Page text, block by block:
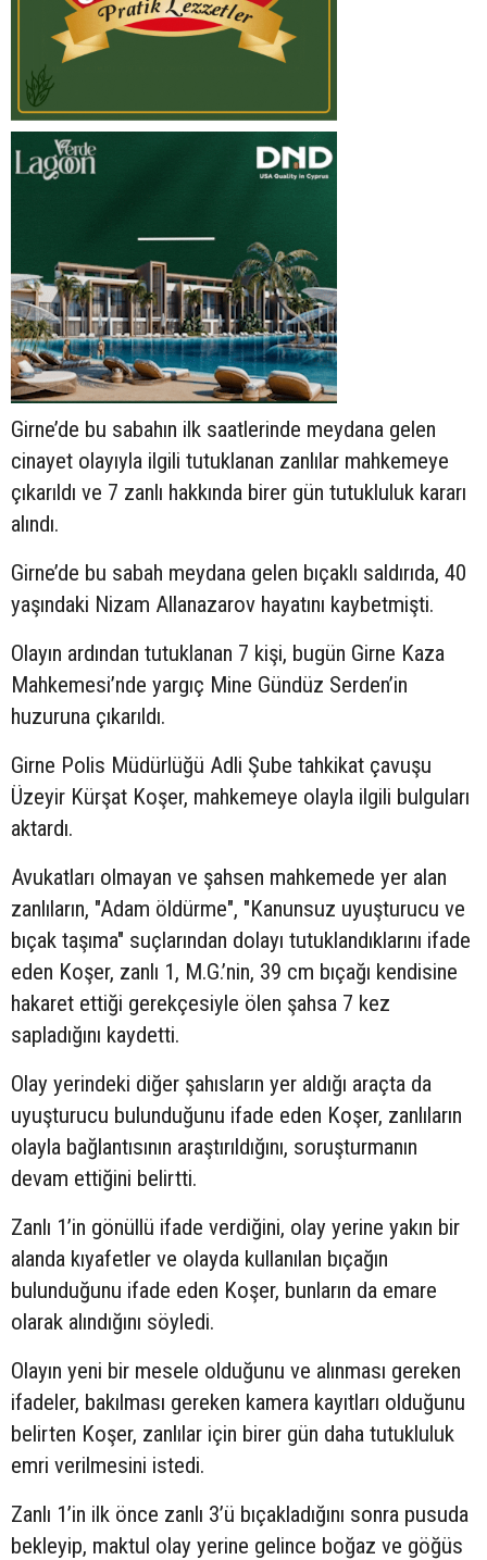
Girne’de bu sabahın ilk saatlerinde meydana gelen
cinayet olayıyla ilgili tutuklanan zanlılar mahkemeye
çıkarıldı ve 7 zanlı hakkında birer gün tutukluluk kararı
alındı.
Girne’de bu sabah meydana gelen bıçaklı saldırıda, 40
yaşındaki Nizam Allanazarov hayatını kaybetmişti.
Olayın ardından tutuklanan 7 kişi, bugün Girne Kaza
Mahkemesi’nde yargıç Mine Gündüz Serden’in
huzuruna çıkarıldı.
Girne Polis Müdürlüğü Adli Şube tahkikat çavuşu
Üzeyir Kürşat Koşer, mahkemeye olayla ilgili bulguları
aktardı.
Avukatları olmayan ve şahsen mahkemede yer alan
zanlıların, "Adam öldürme", "Kanunsuz uyuşturucu ve
bıçak taşıma" suçlarından dolayı tutuklandıklarını ifade
eden Koşer, zanlı 1, M.G.’nin, 39 cm bıçağı kendisine
hakaret ettiği gerekçesiyle ölen şahsa 7 kez
sapladığını kaydetti.
Olay yerindeki diğer şahısların yer aldığı araçta da
uyuşturucu bulunduğunu ifade eden Koşer, zanlıların
olayla bağlantısının araştırıldığını, soruşturmanın
devam ettiğini belirtti.
Zanlı 1’in gönüllü ifade verdiğini, olay yerine yakın bir
alanda kıyafetler ve olayda kullanılan bıçağın
bulunduğunu ifade eden Koşer, bunların da emare
olarak alındığını söyledi.
Olayın yeni bir mesele olduğunu ve alınması gereken
ifadeler, bakılması gereken kamera kayıtları olduğunu
belirten Koşer, zanlılar için birer gün daha tutukluluk
emri verilmesini istedi.
Zanlı 1’in ilk önce zanlı 3’ü bıçakladığını sonra pusuda
bekleyip, maktul olay yerine gelince boğaz ve göğüs